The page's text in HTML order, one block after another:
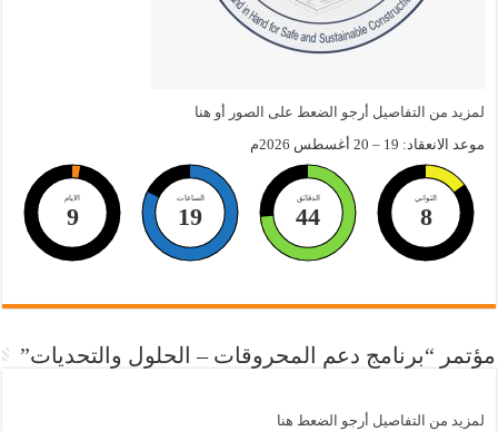
لمزيد من التفاصيل أرجو الضعط على الصور أو هنا
موعد الانعقاد: 19 – 20 أغسطس 2026م
الايام
9
الساعات
19
الدقائق
44
الثواني
8
مؤتمر “برنامج دعم المحروقات – الحلول والتحديات”
لمزيد من التفاصيل أرجو الضعط هنا